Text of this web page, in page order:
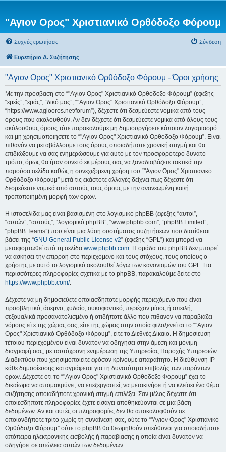
"Αγιον Ορος" Χριστιανικό Ορθόδοξο Φόρουμ
Συχνές ερωτήσεις Σύνδεση
Ευρετήριο Δ. Συζήτησης
"Αγιον Ορος" Χριστιανικό Ορθόδοξο Φόρουμ - Όροι χρήσης
Με την πρόσβαση στο “"Αγιον Ορος" Χριστιανικό Ορθόδοξο Φόρουμ” (εφεξής
“εμείς”, “εμάς”, “δικό μας”, “"Αγιον Ορος" Χριστιανικό Ορθόδοξο Φόρουμ”,
“https://www.agiooros.net/forum”), δέχεστε ότι δεσμεύεστε νομικά από τους
όρους που ακολουθούν. Αν δεν δέχεστε ότι δεσμεύεστε νομικά από όλους τους
ακόλουθους όρους τότε παρακαλούμε μη δημιουργήσετε κάποιον λογαριασμό
και μη χρησιμοποιήσετε το “"Αγιον Ορος" Χριστιανικό Ορθόδοξο Φόρουμ”. Είναι
πιθανόν να μεταβάλλουμε τους όρους οποιαδήποτε χρονική στιγμή και θα
επιδιώξουμε να σας ενημερώσουμε για αυτό με τον προσφορότερο δυνατό
τρόπο, όμως θα ήταν συνετό εκ μέρους σας να ξαναδιαβάζετε τακτικά την
παρούσα σελίδα καθώς η συνεχιζόμενη χρήση του “"Αγιον Ορος" Χριστιανικό
Ορθόδοξο Φόρουμ” μετά τις εκάστοτε αλλαγές δείχνει πως δέχεστε ότι
δεσμεύεστε νομικά από αυτούς τους όρους με την ανανεωμένη και/ή
τροποποιημένη μορφή των όρων.
Η ιστοσελίδα μας είναι βασισμένη στο λογισμικό phpBB (εφεξής “αυτοί”,
“αυτών”, “αυτούς”, “λογισμικό phpBB”, “www.phpbb.com”, “phpBB Limited”,
“phpBB Teams”) που είναι μια λύση συστήματος συζητήσεων που διατίθεται
βάσει της “GNU General Public License v2” (εφεξής “GPL”) και μπορεί να
μεταφορτωθεί από τη σελίδα www.phpbb.com. Η ομάδα του phpBB δεν μπορεί
να ασκήσει την επιρροή στο περιεχόμενο και τους στόχους, τους οποίους ο
χρήστης με αυτό το λογισμικό ακολουθεί λόγω των κανονισμών του GPL. Για
περισσότερες πληροφορίες σχετικά με το phpBB, παρακαλούμε δείτε στο
https://www.phpbb.com/.
Δέχεστε να μη δημοσιεύετε οποιασδήποτε μορφής περιεχόμενο που είναι
προσβλητικό, άσεμνο, χυδαίο, συκοφαντικό, περιέχον μίσος ή απειλή,
σεξουαλικά προσανατολισμένο ή οτιδήποτε άλλο που πιθανόν να παραβιάζει
νόμους είτε της χώρας σας, είτε της χώρας στην οποία φιλοξενείται το “"Αγιον
Ορος" Χριστιανικό Ορθόδοξο Φόρουμ”, είτε το Διεθνές Δίκαιο. Η δημοσίευση
τέτοιου περιεχομένου είναι δυνατόν να οδηγήσει στην άμεση και μόνιμη
διαγραφή σας, με ταυτόχρονη ενημέρωση της Υπηρεσίας Παροχής Υπηρεσιών
Διαδικτύου που χρησιμοποιείτε εφόσον κρίνουμε απαραίτητο. Η διεύθυνση IP
κάθε δημοσίευσης καταγράφεται για τη δυνατότητα επιβολής των παρόντων
όρων. Δέχεστε ότι το “"Αγιον Ορος" Χριστιανικό Ορθόδοξο Φόρουμ” έχει το
δικαίωμα να απομακρύνει, να επεξεργαστεί, να μετακινήσει ή να κλείσει ένα θέμα
συζήτησης οποιαδήποτε χρονική στιγμή επιλέξει. Σαν μέλος δέχεστε ότι
οποιεσδήποτε πληροφορίες έχετε εισάγει αποθηκεύονται σε μια βάση
δεδομένων. Αν και αυτές οι πληροφορίες δεν θα αποκαλυφθούν σε
οποιονδήποτε τρίτο χωρίς τη συναίνεσή σας, ούτε το “"Αγιον Ορος" Χριστιανικό
Ορθόδοξο Φόρουμ” ούτε το phpBB θα θεωρηθούν υπεύθυνοι για οποιαδήποτε
απόπειρα ηλεκτρονικής εισβολής ή παραβίασης η οποία είναι δυνατόν να
οδηγήσει σε απώλεια αυτών των δεδομένων.